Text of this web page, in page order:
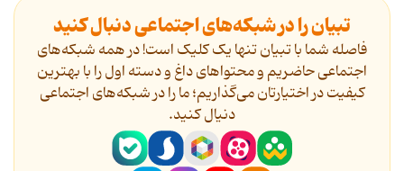
تبیان را در شبکه‌های اجتماعی دنبال کنید
فاصله شما با تبیان تنها یک کلیک است! در همه شبکه‌های
اجتماعی حاضریم و محتواهای داغ و دسته اول را با بهترین
کیفیت در اختیارتان می‌گذاریم؛ ما را در شبکه‌های اجتماعی
دنیال کنید.